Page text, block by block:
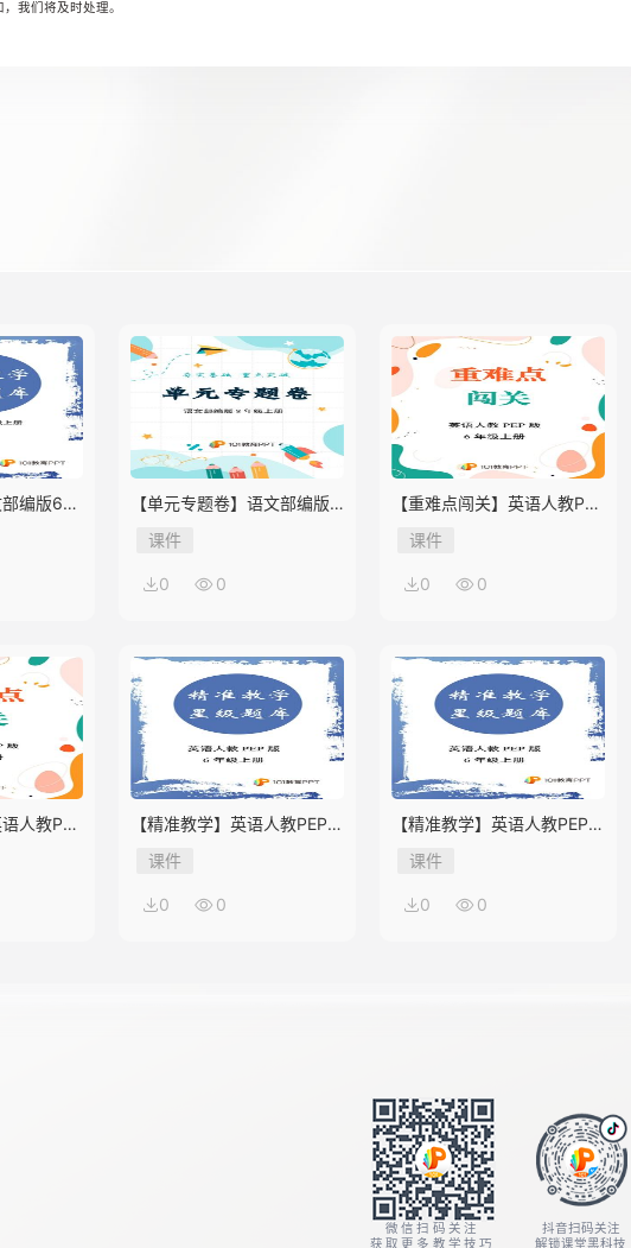
我们将及时处理。
部编版6年
题库
【单元专题卷】语文部编版8
年级上册第1单元01 积累与
应用
课件
0 0
【重难点闯关】英语人教PEP
版6年级上册Unit 1
课件
0 0
人教PEP
【精准教学】英语人教PEP版
6年级上册Unit 2★★★题库
课件
0 0
【精准教学】英语人教PEP版
6年级上册Unit 1★★★题库
课件
0 0
微信扫码关注
获取更多教学技巧
抖音扫码关注
解锁课堂黑科技